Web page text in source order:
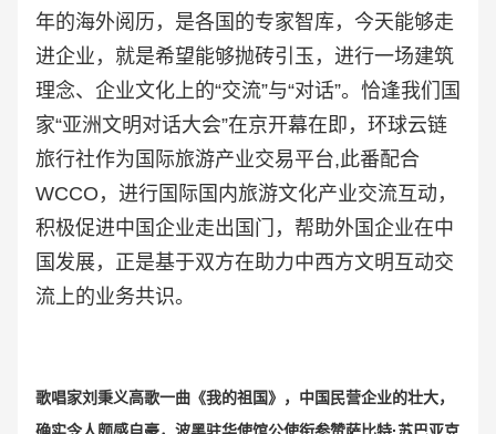
年的海外阅历，是各国的专家智库，今天能够走
进企业，就是希望能够抛砖引玉，进行一场建筑
理念、企业文化上的“交流”与“对话”。恰逢我们国
家“亚洲文明对话大会”在京开幕在即，环球云链
旅行社作为国际旅游产业交易平台,此番配合
WCCO，进行国际国内旅游文化产业交流互动，
积极促进中国企业走出国门，帮助外国企业在中
国发展，正是基于双方在助力中西方文明互动交
流上的业务共识。
歌唱家刘秉义高歌一曲《我的祖国》，中国民营企业的壮大，
确实令人颇感自豪， 波黑驻华使馆公使衔参赞萨比特·苏巴亚克